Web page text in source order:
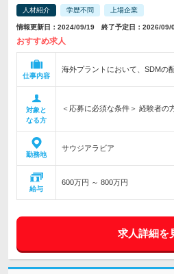
人材紹介 学歴不問 上場企業
情報更新日：2024/09/19 終了予定日：2026/
おすすめ求人
仕事内容
海外プラントにおいて、SDMの
対象と
なる方
＜応募に必須な条件＞ 経験者の
勤務地
サウジアラビア
給与
600万円 ～ 800万円
求人詳細を